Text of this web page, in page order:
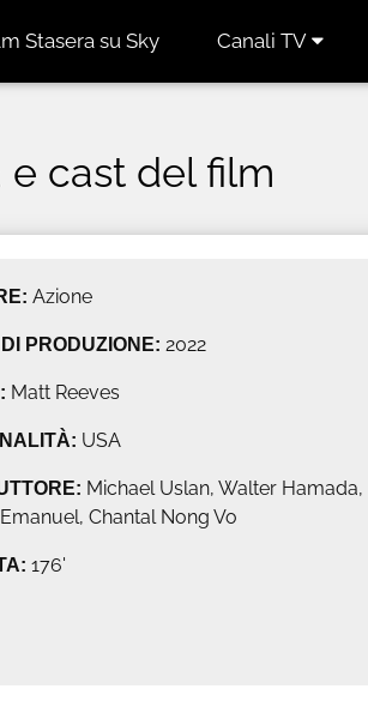
Stasera su Sky Canali TV
e cast del film
Azione
PRODUZIONE: 2022
Matt Reeves
USA
Michael Uslan, Walter Hamada,
Chantal Nong Vo
176'